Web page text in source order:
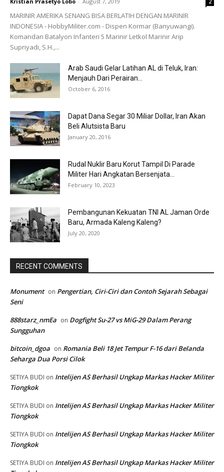
2
MARINIR AMERIKA SENANG BISA BERLATIH DENGAN MARINIR
INDONESIA - HobbyMiliter.com - Dispen Kormar (Banyuwangi).
Komandan Batalyon Infanteri 5 Marinir Letkol Marinir Arip
Supriyadi, S.H.,...
Arab Saudi Gelar Latihan AL di Teluk, Iran:
Menjauh Dari Perairan...
October 6, 2016
Dapat Dana Segar 30 Miliar Dollar, Iran Akan
Beli Alutsista Baru
January 20, 2016
Rudal Nuklir Baru Korut Tampil Di Parade
Militer Hari Angkatan Bersenjata...
February 10, 2023
Pembangunan Kekuatan TNI AL Jaman Orde
Baru, Armada Kaleng Kaleng?
July 20, 2020
RECENT COMMENTS
Monument on Pengertian, Ciri-Ciri dan Contoh Sejarah Sebagai
Seni
888starz_nmEa on Dogfight Su-27 vs MiG-29 Dalam Perang
Sungguhan
bitcoin_dgoa on Romania Beli 18 Jet Tempur F-16 dari Belanda
Seharga Dua Porsi Cilok
SETIYA BUDI on Intelijen AS Berhasil Ungkap Markas Hacker Militer
Tiongkok
SETIYA BUDI on Intelijen AS Berhasil Ungkap Markas Hacker Militer
Tiongkok
SETIYA BUDI on Intelijen AS Berhasil Ungkap Markas Hacker Militer
Tiongkok
SETIYA BUDI on Intelijen AS Berhasil Ungkap Markas Hacker Militer